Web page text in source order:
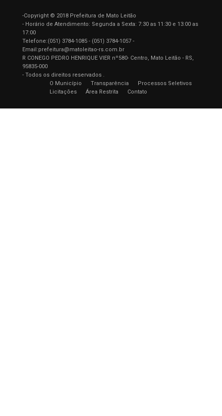
-Copyright © 2018 Prefeitura de Mato Leitão
- Horário de Atendimento: Segunda a Sexta: 7:30 as 11:30 e 13:00 as
17:00
Telefone:(051) 3784-1085 - (051) 3784-1057 -
Email:prefeitura@matoleitao-rs.com.br
R CONEGO PEDRO HENRIQUE VIER nº580- Centro, Mato Leitão - RS,
95835-000
- Todos os direitos reservados .
O Município
Transparência
Processos Seletivos
Licitações
Área Restrita Contato